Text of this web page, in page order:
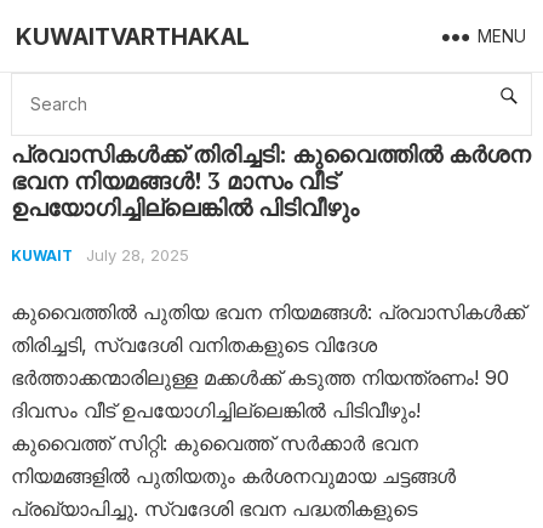
KUWAITVARTHAKAL MENU
Home Kuwait പ്രവാസികൾക്ക് തിരിച്ചടി: കുവൈത്തിൽ കർശന ഭവന നിയമങ്ങൾ! 3 മാസം വീട് ഉപയോഗിച്ചില്ലെങ്കിൽ പിടിവീഴും
പ്രവാസികൾക്ക് തിരിച്ചടി: കുവൈത്തിൽ കർശന
ഭവന നിയമങ്ങൾ! 3 മാസം വീട്
ഉപയോഗിച്ചില്ലെങ്കിൽ പിടിവീഴും
KUWAIT July 28, 2025
കുവൈത്തിൽ പുതിയ ഭവന നിയമങ്ങൾ: പ്രവാസികൾക്ക്
തിരിച്ചടി, സ്വദേശി വനിതകളുടെ വിദേശ
ഭർത്താക്കന്മാരിലുള്ള മക്കൾക്ക് കടുത്ത നിയന്ത്രണം! 90
ദിവസം വീട് ഉപയോഗിച്ചില്ലെങ്കിൽ പിടിവീഴും!
കുവൈത്ത് സിറ്റി: കുവൈത്ത് സർക്കാർ ഭവന
നിയമങ്ങളിൽ പുതിയതും കർശനവുമായ ചട്ടങ്ങൾ
പ്രഖ്യാപിച്ചു. സ്വദേശി ഭവന പദ്ധതികളുടെ